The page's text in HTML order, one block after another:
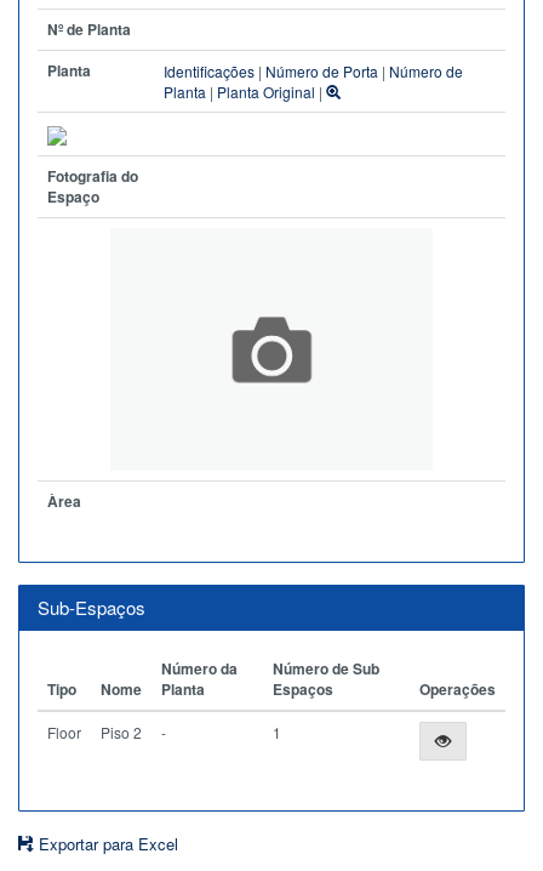
Nº de Planta
Planta
Identificações | Número de Porta | Número de
Planta | Planta Original |
Fotografia do
Espaço
Àrea
Sub-Espaços
Tipo Nome
Número da
Planta
Número de Sub
Espaços
Operações
Floor Piso 2 - 1
Exportar para Excel